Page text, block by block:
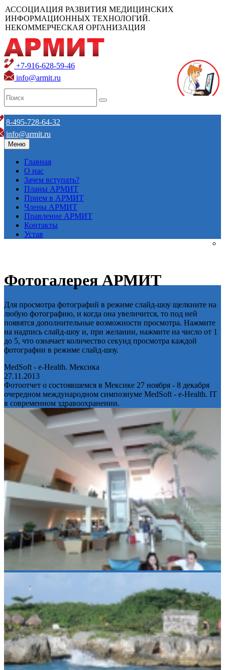
АССОЦИАЦИЯ РАЗВИТИЯ МЕДИЦИНСКИХ
ИНФОРМАЦИОННЫХ ТЕХНОЛОГИЙ.
НЕКОММЕРЧЕСКАЯ ОРГАНИЗАЦИЯ
+7-916-628-59-46
info@armit.ru
8-495-728-64-32
info@armit.ru
Меню
Главная
О нас
Зачем вступать?
Планы АРМИТ
Прием в АРМИТ
Члены АРМИТ
Правление АРМИТ
Контакты
Устав
Фотогалерея АРМИТ
Для просмотра фотографий в режиме слайд-шоу щелкните на
любую фотографию, и когда она увеличится, то под ней
появятся дополнительные возможности просмотра. Нажмите
на надпись слайд-шоу и, при желании, нажмите на число от 1
до 5, что означает количество секунд просмотра каждой
фотографии в режиме слайд-шоу.
MedSoft - e-Health. Мексика
27.11.2013
Фотоотчет о состоявшемся в Мексике 27 ноября - 8 декабря
очередном международном симпозиуме MedSoft - e-Health. IT
в современном здравоохранении.